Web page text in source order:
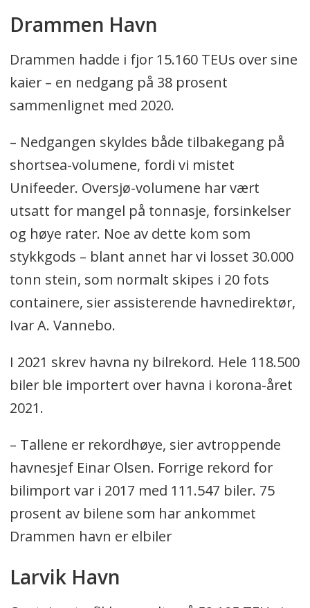
Drammen Havn
Drammen hadde i fjor 15.160 TEUs over sine
kaier – en nedgang på 38 prosent
sammenlignet med 2020.
– Nedgangen skyldes både tilbakegang på
shortsea-volumene, fordi vi mistet
Unifeeder. Oversjø-volumene har vært
utsatt for mangel på tonnasje, forsinkelser
og høye rater. Noe av dette kom som
stykkgods – blant annet har vi losset 30.000
tonn stein, som normalt skipes i 20 fots
containere, sier assisterende havnedirektør,
Ivar A. Vannebo.
I 2021 skrev havna ny bilrekord. Hele 118.500
biler ble importert over havna i korona-året
2021.
– Tallene er rekordhøye, sier avtroppende
havnesjef Einar Olsen. Forrige rekord for
bilimport var i 2017 med 111.547 biler. 75
prosent av bilene som har ankommet
Drammen havn er elbiler
Larvik Havn